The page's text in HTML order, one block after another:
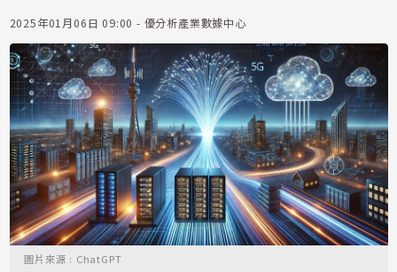
2025年01月06日 09:00 - 優分析產業數據中心
圖片來源 : ChatGPT